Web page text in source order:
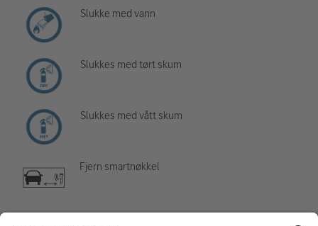
Slukke med vann
Slukkes med tørt skum
Slukkes med vått skum
Fjern smartnøkkel
Klimaanlegg